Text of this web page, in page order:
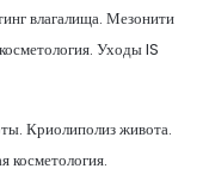
влагалища. Мезонити
Уходы IS
Криолиполиз живота.
косметология.